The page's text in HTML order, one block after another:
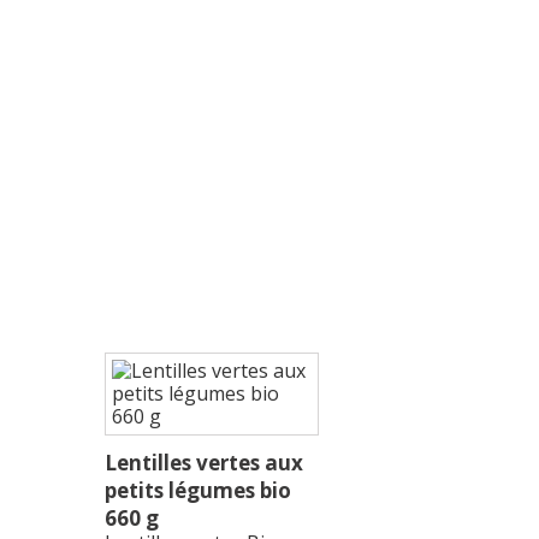
Lentilles vertes aux
petits légumes bio
660 g